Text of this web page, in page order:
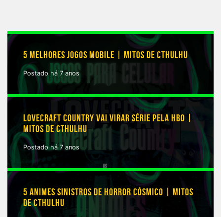
5 MELHORES JOGOS MOBILE | MITOS DE CTHULHU
Postado há 7 anos
LOVECRAFT COUNTRY VAI VIRAR SÉRIE PELA HBO |
MITOS DE CTHULHU
Postado há 7 anos
5 ANIMES SINISTROS DE HORROR CÓSMICO | MITOS
DE CTHULHU